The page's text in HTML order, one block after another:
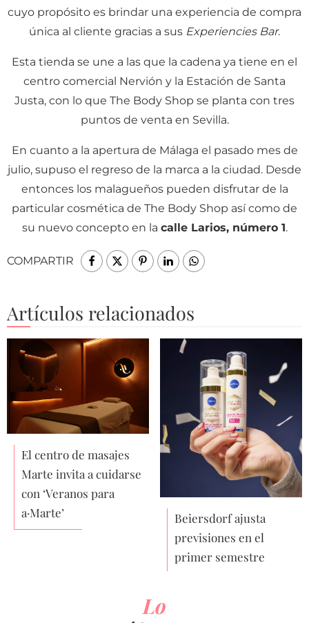
cuyo propósito es brindar una experiencia de compra
única al cliente gracias a sus Experiencies Bar.
Esta tienda se une a las que la cadena ya tiene en el
centro comercial Nervión y la Estación de Santa
Justa, con lo que The Body Shop se planta con tres
puntos de venta en Sevilla.
En cuanto a la apertura de Málaga el pasado mes de
julio, supuso el regreso de la marca a la ciudad. Desde
entonces los malagueños pueden disfrutar de la
particular cosmética de The Body Shop así como de
su nuevo concepto en la calle Larios, número 1.
COMPARTIR
Artículos relacionados
El centro de masajes
Marte invita a cuidarse
con ‘Veranos para
a·Marte’
Beiersdorf ajusta
previsiones en el
primer semestre
Lo